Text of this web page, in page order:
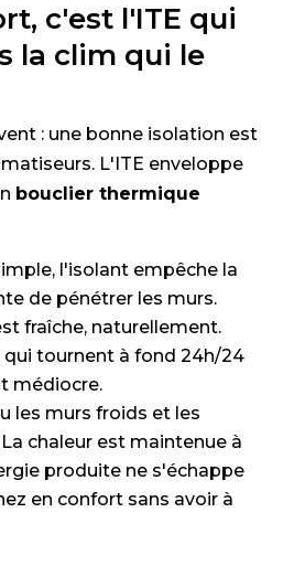
c'est l'ITE qui
la clim qui le
: une bonne isolation est
L'ITE enveloppe
bouclier thermique
l'isolant empêche la
de pénétrer les murs.
fraîche, naturellement.
qui tournent à fond 24h/24
médiocre.
les murs froids et les
chaleur est maintenue à
produite ne s'échappe
en confort sans avoir à